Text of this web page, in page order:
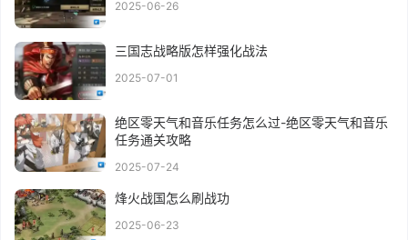
2025-06-26
三国志战略版怎样强化战法
2025-07-01
绝区零天气和音乐任务怎么过-绝区零天气和音乐
任务通关攻略
2025-07-24
烽火战国怎么刷战功
2025-06-23